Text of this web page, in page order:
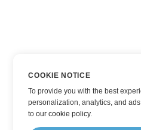
COOKIE NOTICE
To provide you with the best
personalization, analytics, and
toour cookie policy.